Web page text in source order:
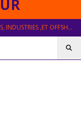
EQUIPEMENT BATEAU , PÊCHE , PLAISANCE ,LOISIRS, INDUSTRIES ,ET OFFSHORE